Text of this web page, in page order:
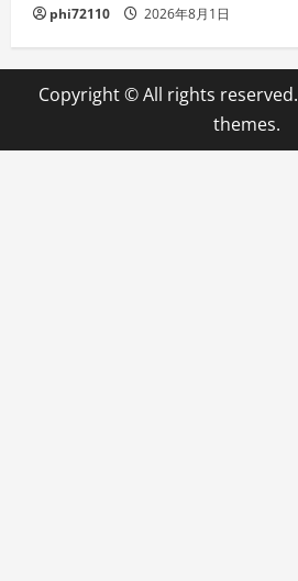
phi72110 2026年8月1日
Copyright © All rights reserved.
themes.